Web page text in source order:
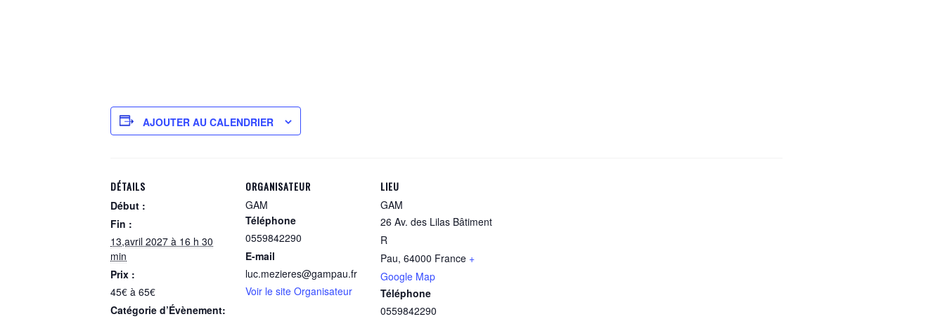
AJOUTER AU CALENDRIER
DÉTAILS
Début :
Fin :
13,avril 2027 à 16 h 30
min
Prix :
45€ à 65€
Catégorie d’Évènement:
ORGANISATEUR
GAM
Téléphone
0559842290
E-mail
luc.mezieres@gampau.fr
Voir le site Organisateur
LIEU
GAM
26 Av. des Lilas Bâtiment
R
Pau, 64000 France +
Google Map
Téléphone
0559842290